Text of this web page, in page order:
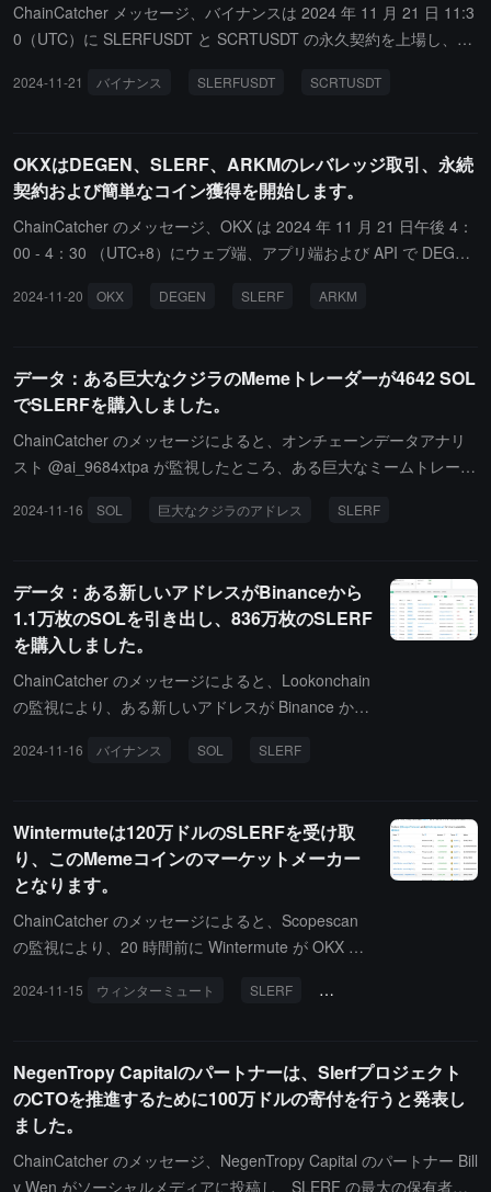
ChainCatcher メッセージ、バイナンスは 2024 年 11 月 21 日 11:3
0（UTC）に SLERFUSDT と SCRTUSDT の永久契約を上場し、最
2024-11-21 バイナンス SLERFUSDT SCRTUSDT
OKXはDEGEN、SLERF、ARKMのレバレッジ取引、永続
契約および簡単なコイン獲得を開始します。
ChainCatcher のメッセージ、OKX は 2024 年 11 月 21 日午後 4：
00 - 4：30 （UTC+8）にウェブ端、アプリ端および API で DEGEN
す。OKX は 2024 年 11 月 21 日午後 6：00 - 6：30 （UTC+8）に
2024-11-20 OKX DEGEN SLERF ARKM
データ：ある巨大なクジラのMemeトレーダーが4642 SOL
でSLERFを購入しました。
ChainCatcher のメッセージによると、オンチェーンデータアナリ
スト @ai_9684xtpa が監視したところ、ある巨大なミームトレーダ
価格は0.4325ドルでした。
2024-11-16 SOL 巨大なクジラのアドレス SLERF
データ：ある新しいアドレスがBinanceから
1.1万枚のSOLを引き出し、836万枚のSLERF
を購入しました。
ChainCatcher のメッセージによると、Lookonchain
の監視により、ある新しいアドレスが Binance から
6 万枚の SLERF を平均 0.27 ドルで購入したことが
2024-11-16 バイナンス SOL SLERF
Wintermuteは120万ドルのSLERFを受け取
り、このMemeコインのマーケットメーカー
となります。
ChainCatcher のメッセージによると、Scopescan
の監視により、20 時間前に Wintermute が OKX か
この Meme コインプロジェクトのマーケットメイカ
クトのマーケットメイカーとなりました。
2024-11-15 ウィンターミュート SLERF ミーム
NegenTropy Capitalのパートナーは、Slerfプロジェクト
のCTOを推進するために100万ドルの寄付を行うと発表し
ました。
ChainCatcher のメッセージ、NegenTropy Capital のパートナー Bill
y Wen がソーシャルメディアに投稿し、SLERF の最大の保有者の